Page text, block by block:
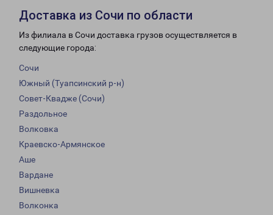
Доставка из Сочи по области
Из филиала в Сочи доставка грузов осуществляется в
следующие города:
Сочи
Южный (Туапсинский р-н)
Совет-Квадже (Сочи)
Раздольное
Волковка
Краевско-Армянское
Аше
Вардане
Вишневка
Волконка